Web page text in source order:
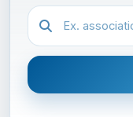
Recherche dans